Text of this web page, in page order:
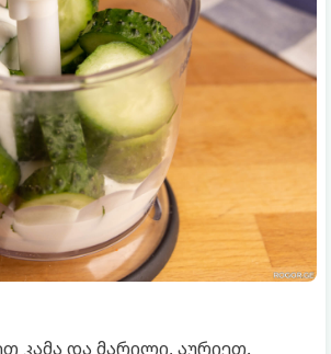
კამა და მარილი, აურიეთ.